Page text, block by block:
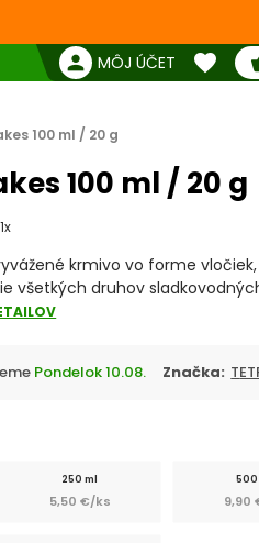
person MÔJ ÚČET favorite
Obľúbené produkty
Pokladňa
100 ml / 20 g
100 ml / 20 g
krmivo vo forme
všetkých druhov
Pondelok 10.08. Značka:
250 ml
5,50 €/ks
500
9,90